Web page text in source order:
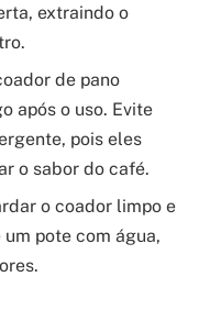
extraindo o
de pano
após o uso. Evite
pois eles
o sabor do café.
o coador limpo e
pote com água,